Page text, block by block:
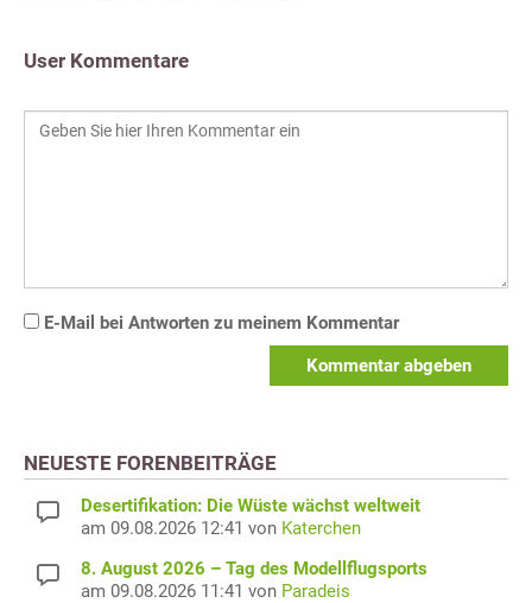
User Kommentare
E-Mail bei Antworten zu meinem Kommentar
Kommentar abgeben
NEUESTE FORENBEITRÄGE
Desertifikation: Die Wüste wächst weltweit
am 09.08.2026 12:41 von Katerchen
8. August 2026 – Tag des Modellflugsports
am 09.08.2026 11:41 von Paradeis